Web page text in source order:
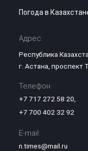
Погода в
Адрес:
Республика
г. Астана, проспект
Телефон:
+7 717 272 58 20,
+7 700 402 32 92
E-mail:
n.times@mail.ru